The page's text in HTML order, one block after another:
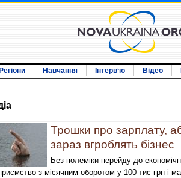
Регіони Навчання Інтерв‘ю Відео
Трошки про зарплату,
зараз вгроблять бізнес
Без полеміки перейду до
з місячним оборотом у 100 тис грн і